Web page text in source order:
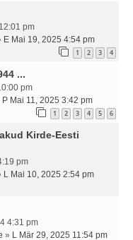
pm
E Mai 19, 2025 4:54 pm
1 2 3 4
...
pm
P Mai 11, 2025 3:42 pm
1 2 3 4 5 6
Kirde-Eesti
pm
L Mai 10, 2025 2:54 pm
4:31 pm
» L Mär 29, 2025 11:54 pm